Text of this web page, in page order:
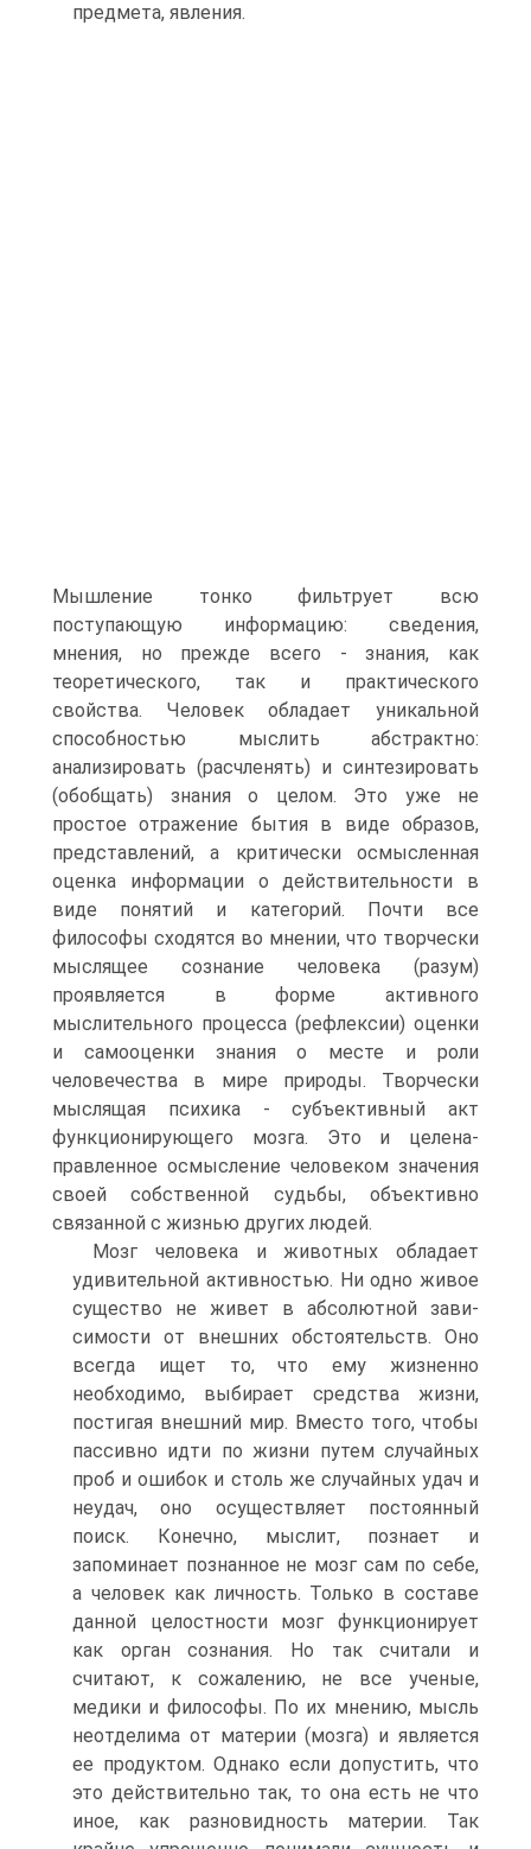
предмета, явления.
Мышление тонко фильтрует всю
поступающую ин­формацию: сведения,
мнения, но прежде всего - знания, как
теоретического, так и практического
свойства. Человек облада­ет уникальной
способностью мыслить абстрактно:
анализиро­вать (расчленять) и синтезировать
(обобщать) знания о целом. Это уже не
простое отражение бытия в виде образов,
представ­лений, а критически осмысленная
оценка информации о дейст­вительности в
виде понятий и категорий. Почти все
философы сходятся во мнении, что творчески
мыслящее сознание челове­ка (разум)
проявляется в форме активного
мыслительного про­цесса (рефлексии) оценки
и самооценки знания о месте и роли
человечества в мире природы. Творчески
мыслящая психика - субъективный акт
функционирующего мозга. Это и целена­
правленное осмысление человеком значения
своей собственной судьбы, объективно
связанной с жизнью других людей.
Мозг человека и животных обладает
удивительной актив­ностью. Ни одно живое
существо не живет в абсолютной зави­
симости от внешних обстоятельств. Оно
всегда ищет то, что ему жизненно
необходимо, выбирает средства жизни,
постигая внешний мир. Вместо того, чтобы
пассивно идти по жизни путем случайных
проб и ошибок и столь же случайных удач и
неудач, оно осуществляет постоянный
поиск. Конечно, мыслит, познает и
запоминает познанное не мозг сам по себе,
а человек как личность. Только в составе
данной целостности мозг функционирует
как ор­ган сознания. Но так считали и
считают, к сожалению, не все уче­ные,
медики и философы. По их мнению, мысль
неотделима от материи (мозга) и является
ее продуктом. Однако если допустить, что
это действительно так, то она есть не что
иное, как разновид­ность материи. Так